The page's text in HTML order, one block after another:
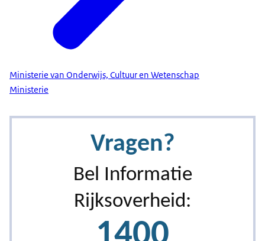
Ministerie van Onderwijs, Cultuur en Wetenschap
Ministerie